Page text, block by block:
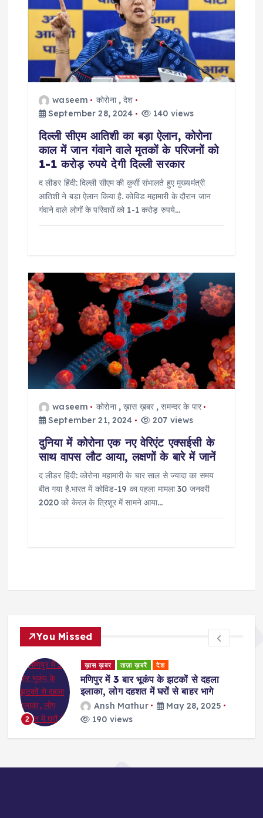
g
a
waseem कोरोना,देश
September 28, 2024
140 views
दिल्ली सीएम आतिशी का बड़ा ऐलान, कोरोना
काल में जान गंवाने वाले मृतकों के परिजनों को
1-1 करोड़ रुपये देगी दिल्ली सरकार
द लीडर हिंदी: दिल्ली सीएम की कुर्सी संभालते हुए मुख्यमंत्री
आतिशी ने बड़ा ऐलान किया है. कोविड महामारी के दौरान जान
गंवाने वाले लोगों के परिवारों को 1-1 करोड़ रुपये…
waseem कोरोना,ख़ास ख़बर,समन्दर के पार
September 21, 2024
207 views
दुनिया में कोरोना एक नए वेरिएंट एक्सईसी के
साथ वापस लौट आया, लक्षणों के बारे में जानें
द लीडर हिंदी: कोरोना महामारी के चार साल से ज्यादा का समय
बीत गया है.भारत में कोविड-19 का पहला मामला 30 जनवरी
2020 को केरल के त्रिशूर में सामने आया…
You Missed
2
ख़ास ख़बर ताज़ा ख़बरें देश
मणिपुर में 3 बार भूकंप के झटकों से दहला
इलाका, लोग दहशत में घरों से बाहर भागे
Ansh Mathur
May 28, 2025
190 views